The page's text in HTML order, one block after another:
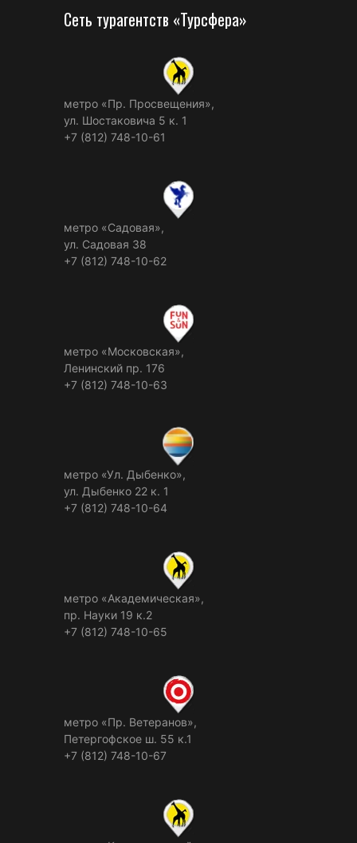
Сеть турагентств «Турсфера»
метро «Пр. Просвещения»,
ул. Шостаковича 5 к. 1
+7 (812) 748-10-61
метро «Садовая»,
ул. Садовая 38
+7 (812) 748-10-62
метро «Московская»,
Ленинский пр. 176
+7 (812) 748-10-63
метро «Ул. Дыбенко»,
ул. Дыбенко 22 к. 1
+7 (812) 748-10-64
метро «Академическая»,
пр. Науки 19 к.2
+7 (812) 748-10-65
метро «Пр. Ветеранов»,
Петергофское ш. 55 к.1
+7 (812) 748-10-67